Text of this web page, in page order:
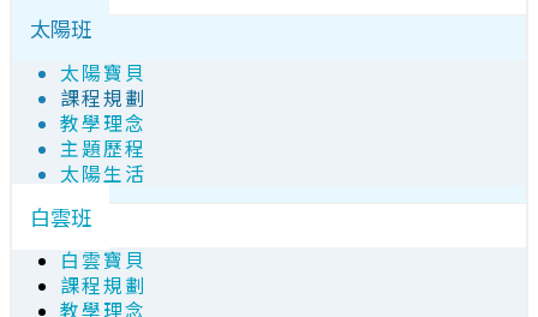
太陽班
太陽寶貝
課程規劃
教學理念
主題歷程
太陽生活
白雲班
白雲寶貝
課程規劃
教學理念